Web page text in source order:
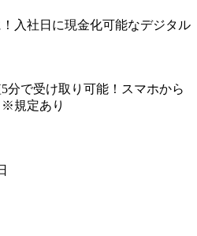
入社日に現金化可能なデジタル
分で受け取り可能！スマホから
※規定あり